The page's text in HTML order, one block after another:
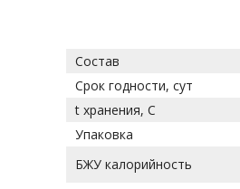
Состав
Срок годности, сут
t хранения, С
Упаковка
БЖУ калорийность